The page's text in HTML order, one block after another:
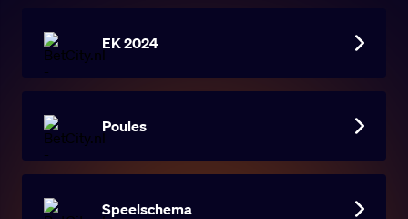
EK 2024
Poules
Speelschema